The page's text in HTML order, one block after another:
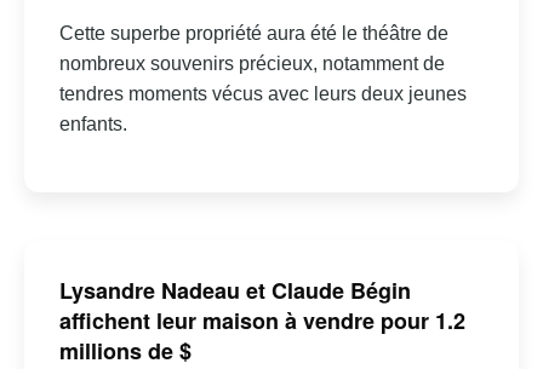
Cette superbe propriété aura été le théâtre de
nombreux souvenirs précieux, notamment de
tendres moments vécus avec leurs deux jeunes
enfants.
Lysandre Nadeau et Claude Bégin
affichent leur maison à vendre pour 1.2
millions de $